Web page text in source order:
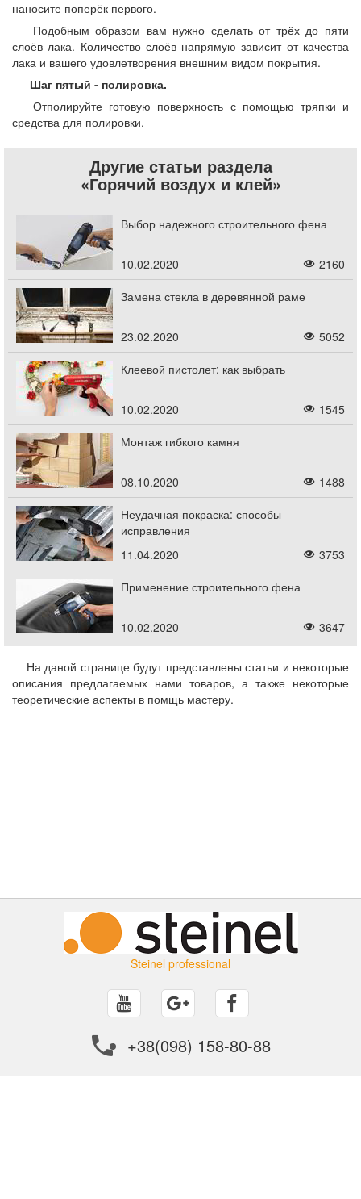
наносите поперёк первого.
Подобным образом вам нужно сделать от трёх до пяти
слоёв лака. Количество слоёв напрямую зависит от качества
лака и вашего удовлетворения внешним видом покрытия.
Шаг пятый - полировка.
Отполируйте готовую поверхность с помощью тряпки и
средства для полировки.
Другие статьи раздела
«Горячий воздух и клей»
Выбор надежного строительного фена
10.02.2020
2160
Замена стекла в деревянной раме
23.02.2020
5052
Клеевой пистолет: как выбрать
10.02.2020
1545
Монтаж гибкого камня
08.10.2020
1488
Неудачная покраска: способы
исправления
11.04.2020
3753
Применение строительного фена
10.02.2020 3647
На даной странице будут представлены статьи и некоторые
описания предлагаемых нами товаров, а также некоторые
теоретические аспекты в помщь мастеру.
Steinel professional
+38(098) 158-80-88